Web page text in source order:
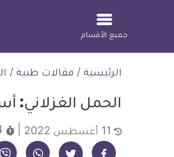
جميع الأقسام
الرئيسية / مقالات طبية /
الحمل الغزلاني:
4
شارك على فيسبوك - ديلي ميديكال انفو شارك على تويتر - ديلي ميديكال انفو شارك على واتساب - ديلي ميديكال انفو